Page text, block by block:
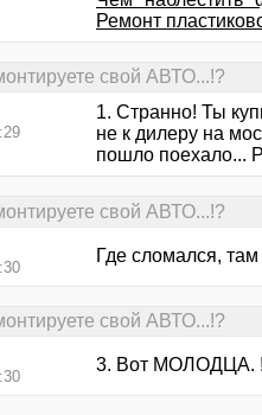
Ремонт
свой АВТО...!?
1. Странно! Ты
не к дилеру на
пошло поехало...
свой АВТО...!?
Где сломался,
свой АВТО...!?
3. Вот МОЛОДЦА.